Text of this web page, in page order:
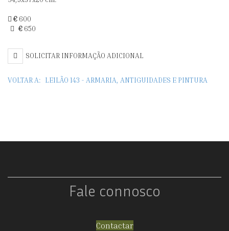
€ 600
€ 650
SOLICITAR INFORMAÇÃO ADICIONAL
VOLTAR A: LEILÃO 143 - ARMARIA, ANTIGUIDADES E PINTURA
Fale connosco
Contactar